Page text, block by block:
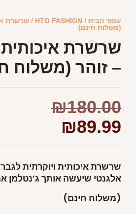
עמוד הבית /
HTO FASHION / שרשרת
(משלוח חינם)
שרשרת
– זוהר (משלוח
₪180.00
₪89.99
שרשרת איכותית ויוקרתית
אלגנטי שיעשה אותך ג’נטלמן
(משלוח חינם)